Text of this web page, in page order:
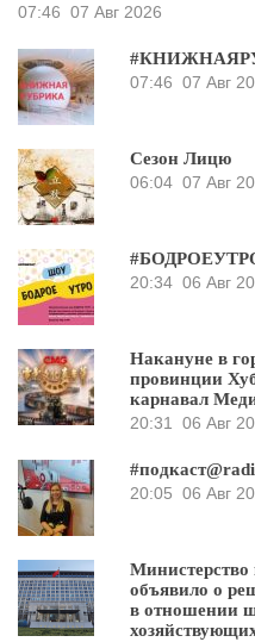
07:46 07 Авг 2026
07:46 07 Авг
Сезон Лицю
06:04 07 Авг
20:34 06 Авг
Накануне в
провинции
карнавал
20:31
06 Авг
20:05 06 Авг
объявило о
в отношении